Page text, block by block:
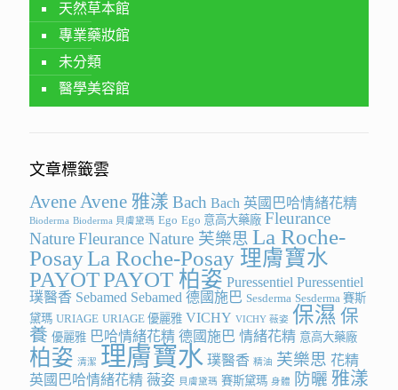
天然草本館
專業藥妝館
未分類
醫學美容館
文章標籤雲
Avene Avene 雅漾 Bach Bach 英國巴哈情緒花精
Bioderma Bioderma 貝膚黛瑪 Ego Ego 意高大藥廠 Fleurance
NatureFleurance Nature 芙樂思 La Roche-
PosayLa Roche-Posay 理膚寶水
PAYOTPAYOT 柏姿 Puressentiel Puressentiel
璞醫香 Sebamed Sebamed 德國施巴 Sesderma Sesderma 賽斯
黛瑪 URIAGE URIAGE 優麗雅 VICHY VICHY 薇姿 保濕 保
養 優麗雅 巴哈情緒花精 德國施巴 情緒花精 意高大藥廠
柏姿 清潔 理膚寶水 璞醫香 精油 芙樂思 花精
英國巴哈情緒花精 薇姿 貝膚黛瑪 賽斯黛瑪 身體 防曬 雅漾